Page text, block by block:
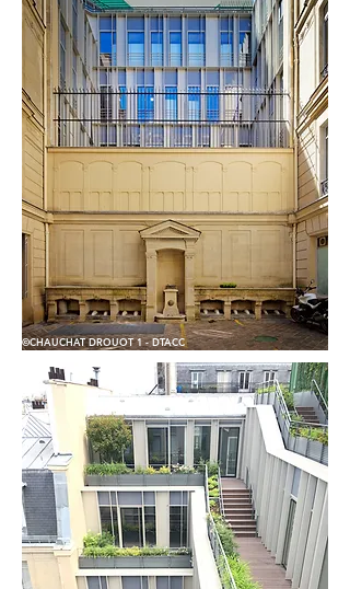
©CHAUCHAT DROUOT 1 - DTACC